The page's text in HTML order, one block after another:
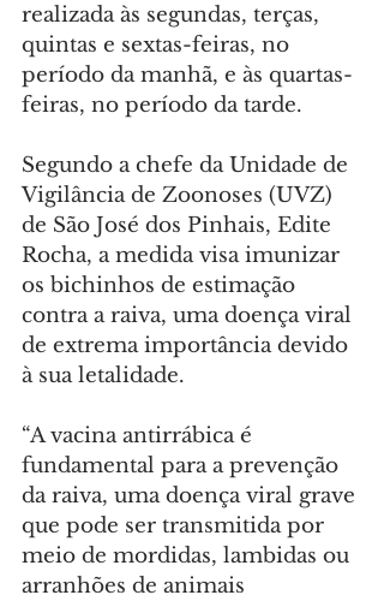
realizada às segundas, terças,
quintas e sextas-feiras, no
período da manhã, e às quartas-
feiras, no período da tarde.
Segundo a chefe da Unidade de
Vigilância de Zoonoses (UVZ)
de São José dos Pinhais, Edite
Rocha, a medida visa imunizar
os bichinhos de estimação
contra a raiva, uma doença viral
de extrema importância devido
à sua letalidade.
“A vacina antirrábica é
fundamental para a prevenção
da raiva, uma doença viral grave
que pode ser transmitida por
meio de mordidas, lambidas ou
arranhões de animais